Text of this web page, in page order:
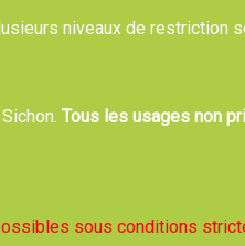
niveaux de restriction
Tous les usages non
sous conditions